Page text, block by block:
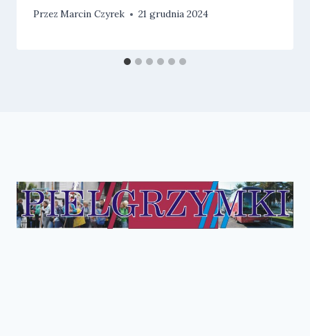
Przez Marcin Czyrek 21 grudnia 2024